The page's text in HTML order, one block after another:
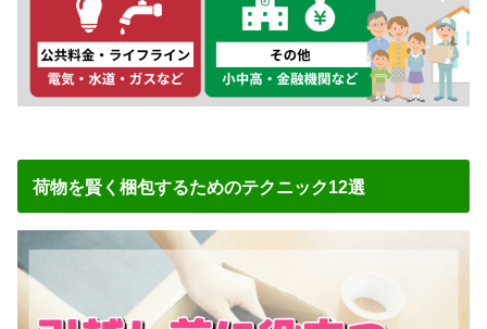
荷物を賢く梱包するためのテクニック12選